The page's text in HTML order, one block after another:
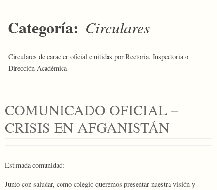
Categoría: Circulares
Circulares de caracter oficial emitidas por Rectoria, Inspectoria o
Dirección Académica
COMUNICADO OFICIAL –
CRISIS EN AFGANISTÁN
Estimada comunidad:
Junto con saludar, como colegio queremos presentar nuestra visión y